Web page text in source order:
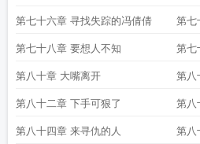
第七十六章 寻找失踪的冯倩倩 第七
第七十八章 要想人不知 第七
第八十章 大嘴离开 第八
第八十二章 下手可狠了 第八
第八十四章 来寻仇的人 第八